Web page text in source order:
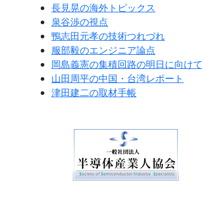
長見晃の海外トピックス
泉谷渉の視点
鴨志田元孝の技術つれづれ
服部毅のエンジニア論点
岡島義憲の集積回路の明日に向けて
山田周平の中国・台湾レポート
津田建二の取材手帳